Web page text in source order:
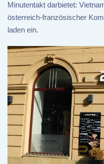
Minutentakt darbietet:
österreich-französischer
laden ein.